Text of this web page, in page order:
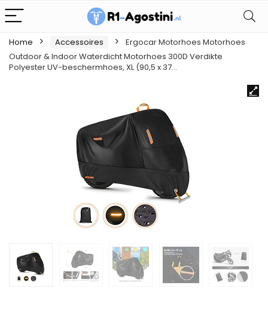
Home Accessoires
Ergocar Motorhoes Motorhoes
Outdoor & Indoor Waterdicht Motorhoes 300D Verdikte
Polyester UV-beschermhoes, XL (90,5 x 37…